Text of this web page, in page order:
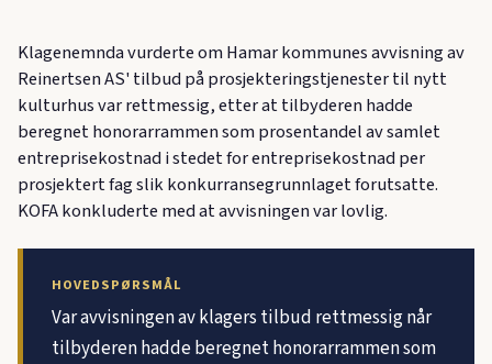
Klagenemnda vurderte om Hamar kommunes avvisning av
Reinertsen AS' tilbud på prosjekteringstjenester til nytt
kulturhus var rettmessig, etter at tilbyderen hadde
beregnet honorarrammen som prosentandel av samlet
entreprisekostnad i stedet for entreprisekostnad per
prosjektert fag slik konkurransegrunnlaget forutsatte.
KOFA konkluderte med at avvisningen var lovlig.
HOVEDSPØRSMÅL
Var avvisningen av klagers tilbud rettmessig når
tilbyderen hadde beregnet honorarrammen som